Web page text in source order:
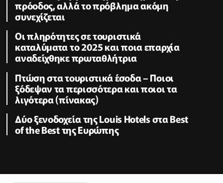
πρόοδος, αλλά το πρόβλημα ακόμη
συνεχίζεται
Οι πληρότητες σε τουριστικά
καταλύματα το 2025 και ποια επαρχία
αναδείχθηκε πρωταθλήτρια
Πτώση στα τουριστικά έσοδα – Ποιοι
ξόδεψαν τα περισσότερα και ποιοι τα
λιγότερα (πίνακας)
Δύο ξενοδοχεία της Louis Hotels στα Best
of the Best της Ευρώπης